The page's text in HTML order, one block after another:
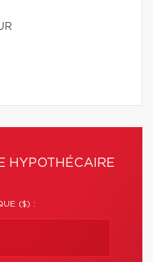
HYPOTHÉCAIRE
($) :